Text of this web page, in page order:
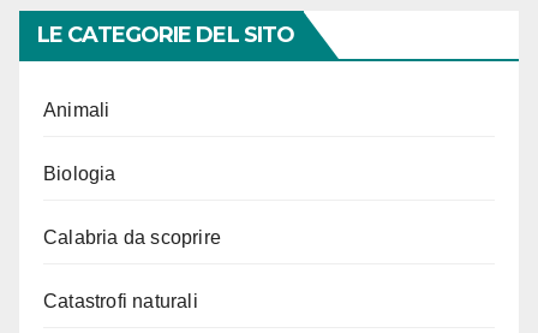
LE CATEGORIE DEL SITO
Animali
Biologia
Calabria da scoprire
Catastrofi naturali